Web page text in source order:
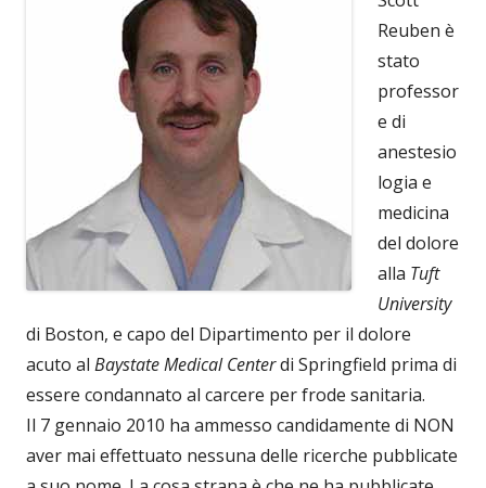
Reuben è
stato
professor
e di
anestesio
logia e
medicina
del dolore
alla Tuft
University
di Boston, e capo del Dipartimento per il dolore
acuto al Baystate Medical Centerdi Springfield prima di
essere condannato al carcere per frode sanitaria.
Il 7 gennaio 2010 ha ammesso candidamente di NON
aver mai effettuato nessuna delle ricerche pubblicate